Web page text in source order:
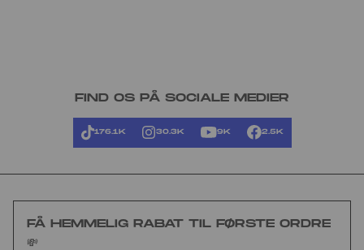
FIND OS PÅ SOCIALE MEDIER
176.1K 30.3K 9K 2.5K
FÅ HEMMELIG RABAT TIL FØRSTE ORDRE
💸